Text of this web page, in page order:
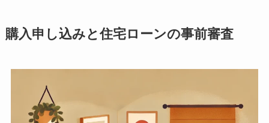
購入申し込みと住宅ローンの事前審査